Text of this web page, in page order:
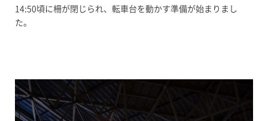
14:50頃に柵が閉じられ、転車台を動かす準備が始まりまし
た。